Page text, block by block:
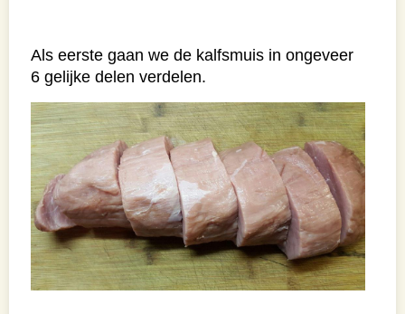
Als eerste gaan we de kalfsmuis in ongeveer
6 gelijke delen verdelen.